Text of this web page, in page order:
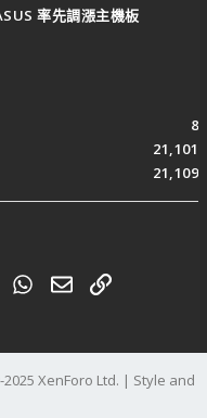
率先調漲主機板
8
21,101
21,109
TumblrWhatsApp
電子郵件
連結
XenForo Ltd. | Style and